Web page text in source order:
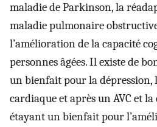
maladie de Parkinson, la
maladie pulmonaire
l’amélioration de la capacité
personnes âgées. Il existe de
un bienfait pour la dépression,
cardiaque et après un AVC et la
étayant un bienfait pour